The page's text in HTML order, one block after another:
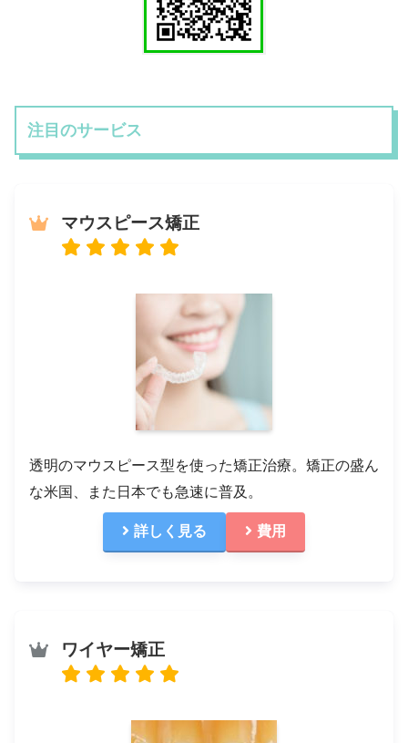
注目のサービス
マウスピース矯正
透明のマウスピース型を使った矯正治療。矯正の盛ん
な米国、また日本でも急速に普及。
詳しく見る 費用
ワイヤー矯正